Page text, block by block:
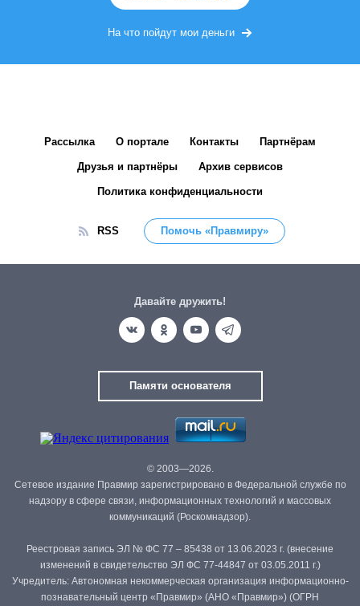
На что пойдут мои деньги
Рассылка О портале Контакты Партнёрам
Друзья и партнёры Архив сервисов
Политика конфиденциальности
RSS Помочь «Правмиру»
Давайте дружить!
Памяти основателя
© 2003—2026.
Сетевое издание Правмир зарегистрировано в Федеральной службе по
надзору в сфере связи, информационных технологий и массовых
коммуникаций (Роскомнадзор).
Реестровая запись ЭЛ № ФС 77 – 85438 от 13.06.2023 г. (внесение
изменений в свидетельство ЭЛ ФС 77-44847 от 03.05.2011 г.)
Учредитель: Автономная некоммерческая организация информационно-
познавательный центр «Правмир» (АНО «Правмир») (ОГРН